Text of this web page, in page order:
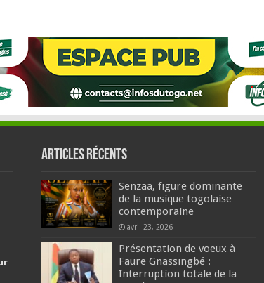
Articles récents
Senzaa, figure dominante
de la musique togolaise
contemporaine
avril 23, 2026
Présentation de voeux à
Faure Gnassingbé :
Interruption totale de la